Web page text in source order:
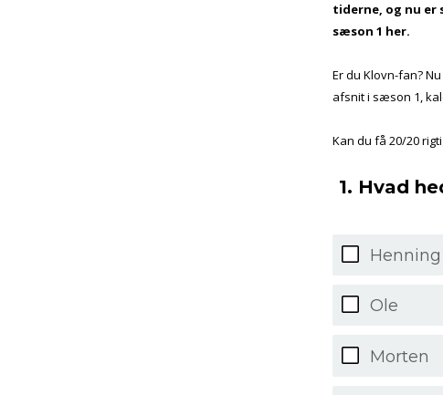
tiderne, og nu er
sæson 1 her.
Er du Klovn-fan?
afsnit i sæson 1,
Kan du få 20/20
1. Hvad
Henning
Ole
Morten